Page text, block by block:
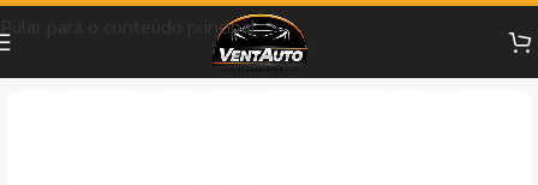
Pular para o conteúdo principal